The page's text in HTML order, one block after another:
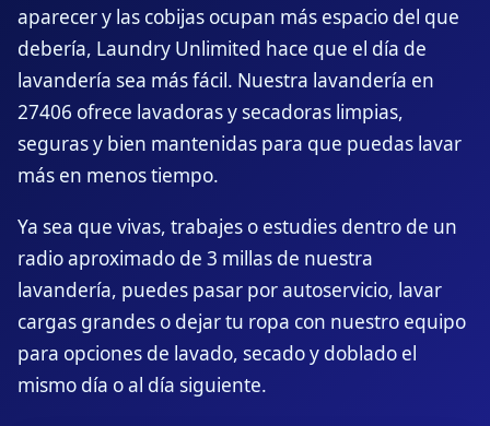
aparecer y las cobijas ocupan más espacio del que
debería, Laundry Unlimited hace que el día de
lavandería sea más fácil. Nuestra lavandería en
27406 ofrece lavadoras y secadoras limpias,
seguras y bien mantenidas para que puedas lavar
más en menos tiempo.
Ya sea que vivas, trabajes o estudies dentro de un
radio aproximado de 3 millas de nuestra
lavandería, puedes pasar por autoservicio, lavar
cargas grandes o dejar tu ropa con nuestro equipo
para opciones de lavado, secado y doblado el
mismo día o al día siguiente.